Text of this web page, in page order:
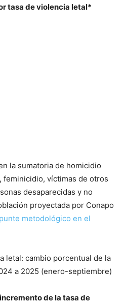
tasa de violencia letal*
la sumatoria de homicidio
víctimas de otros
desaparecidas y no
proyectada por Conapo
metodológico en el
letal: cambio porcentual de la
a 2025 (enero-septiembre)
de la tasa de